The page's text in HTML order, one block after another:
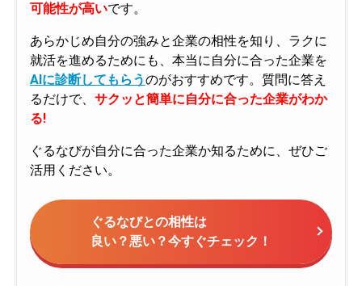
可能性が高いです。
あらかじめ自分の強みと企業の相性を知り、ラクに
就活を進めるためにも、本当に自分に合った企業を
AIに診断してもらうのがおすすめです。質問に答え
るだけで、 サクッと簡単に自分に合った企業がわか
る!
ぐるなびが自分に合った企業か知るために、ぜひご
活用ください。
ぐるなびとの相性は
良い？悪い？今すぐチェック！